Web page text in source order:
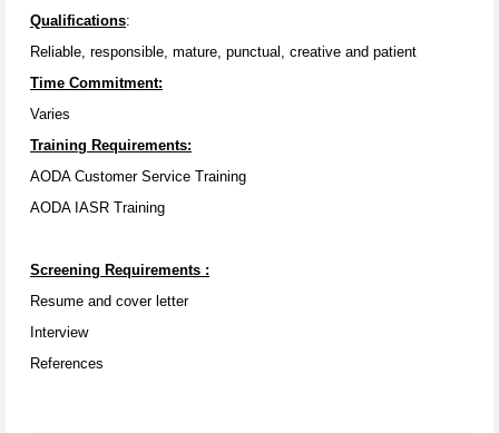
Qualifications:
Reliable, responsible, mature, punctual, creative and patient
Time Commitment:
Varies
Training Requirements:
AODA Customer Service Training
AODA IASR Training
Screening Requirements :
Resume and cover letter
Interview
References